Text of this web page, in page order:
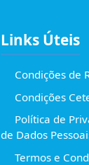
Links Úteis
Condições de
Condições
Política de
de Dados
Termos e